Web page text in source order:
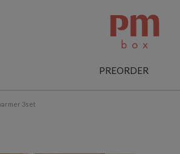
PREORDER
3set